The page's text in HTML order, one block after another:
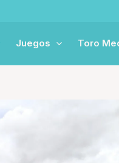
Juegos Toro